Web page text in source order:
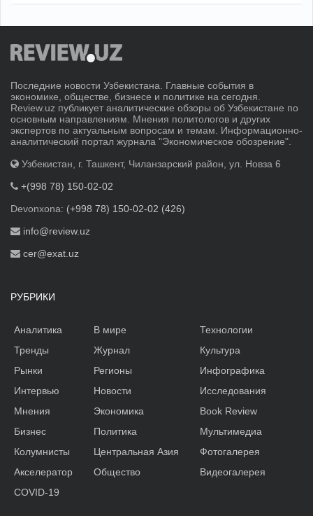
Последние новости Узбекистана. Главные события в
экономике, обществе, бизнесе и политике на сегодня.
Review.uz публикует аналитические обзоры об Узбекистане по
основным направлениям. Мнения политологов и других
экспертов по актуальным вопросам и темам. Информационно-
аналитический портал журнала "Экономическое обозрение".
Узбекистан, г. Ташкент, Чиланзарский район, ул. Новза 6
+(998 78) 150-02-02
Devonxona: (+998 78) 150-02-02 (426)
info@review.uz
cer@exat.uz
РУБРИКИ
Аналитика
Тренды
Рынки
Интервью
Мнения
Бизнес
Колумнисты
Акселератор
В мире
Журнал
Регионы
Новости
Экономика
Политика
Центральная Азия
Общество
Технологии
Культура
Инфографика
Исследования
Book Review
Мультимедиа
Фотогалерея
Видеогалерея
COVID-19